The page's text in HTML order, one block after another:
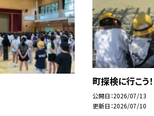
町探検に行こう！
公開日 2026/07/13
更新日 2026/07/10